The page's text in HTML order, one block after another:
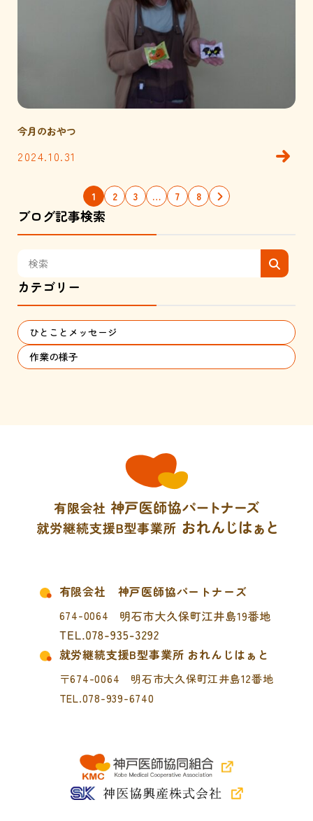
今月のおやつ
2024.10.31
1 2 3 … 7 8
ブログ記事検索
カテゴリー
ひとことメッセージ
作業の様子
有限会社 神戸医師協パートナーズ
674-0064
就労継続支援B型事業所 おれんじはぁと
〒674-0064 明石市大久保町江井島12番地
TEL.078-939-6740